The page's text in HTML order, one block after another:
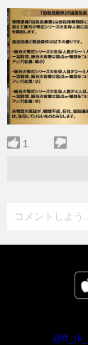
1
コメントしよう